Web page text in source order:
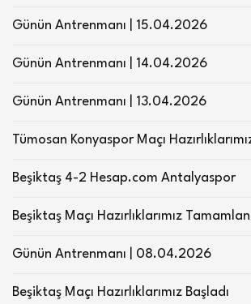
Günün Antrenmanı | 15.04.2026
Günün Antrenmanı | 14.04.2026
Günün Antrenmanı | 13.04.2026
Tümosan Konyaspor Maçı
Beşiktaş 4-2 Hesap.com Antalyaspor
Beşiktaş Maçı Hazırlıklarımız
Günün Antrenmanı | 08.04.2026
Beşiktaş Maçı Hazırlıklarımız Başladı